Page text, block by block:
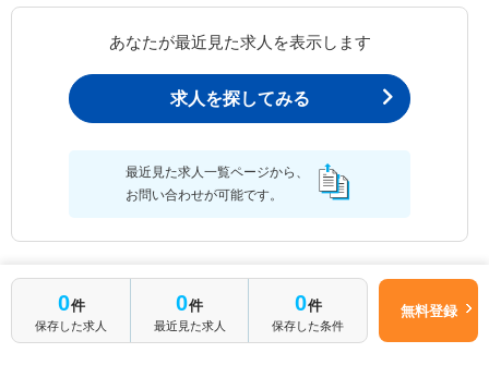
あなたが最近見た求人を表示します
求人を探してみる
最近見た求人一覧ページから、
お問い合わせが可能です。
最近見た求人一覧
0件
保存した求人
0件
最近見た求人
0件
保存した条件
無料登録